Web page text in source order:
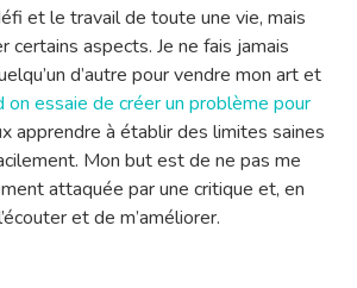
et le travail de toute une vie, mais
certains aspects. Je ne fais jamais
d’autre pour vendre mon art et
on essaie de créer un problème pour
apprendre à établir des limites saines
Mon but est de ne pas me
attaquée par une critique et, en
et de m’améliorer.